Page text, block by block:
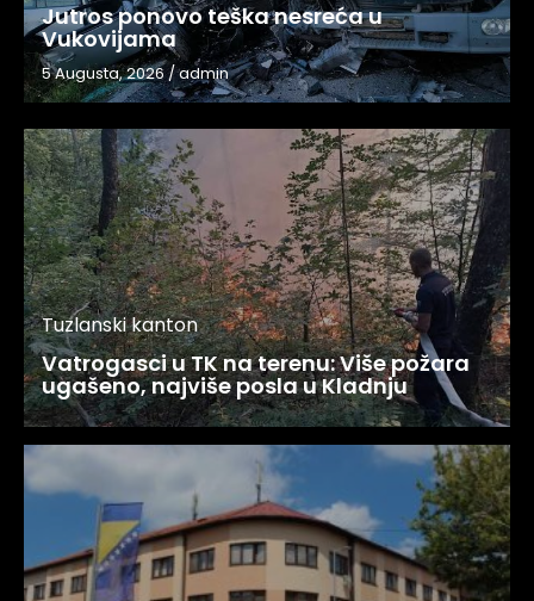
Jutros ponovo teška nesreća u
Vukovijama
5 Augusta, 2026/admin
Tuzlanski kanton
Vatrogasci u TK na terenu: Više požara
ugašeno, najviše posla u Kladnju